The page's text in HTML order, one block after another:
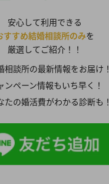
安心して利用できる
すすめ結婚相談所のみを
厳選してご紹介！！
相談所の最新情報をお届け！
ンペーン情報もいち早く！
たの婚活費がわかる診断も！